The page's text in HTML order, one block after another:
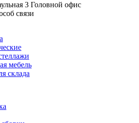
3 Головной офис
связи
мебель
склада